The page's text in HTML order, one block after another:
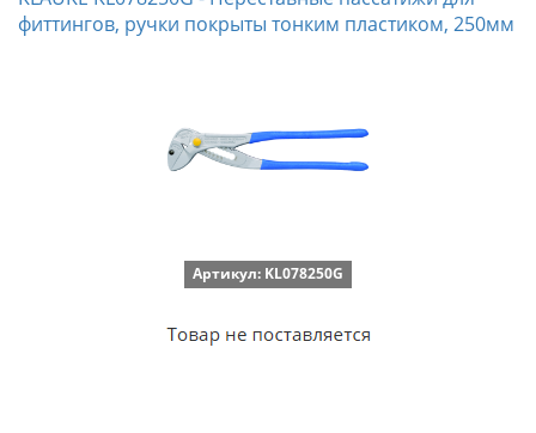
фиттингов, ручки покрыты тонким пластиком, 250мм
Артикул: KL078250G